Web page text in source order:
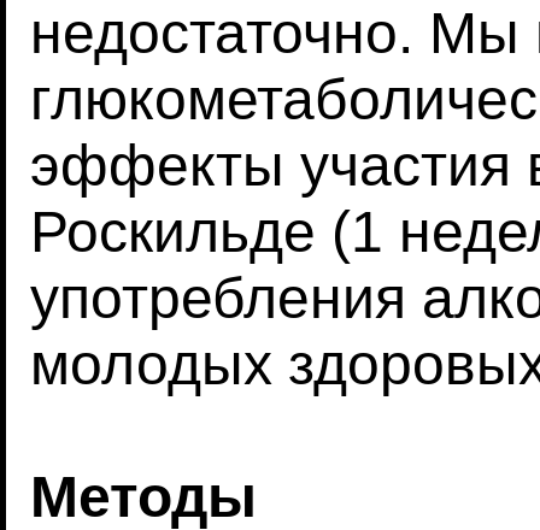
недостаточно. Мы
эффекты участия
Роскильде (1
употребления
молодых
Методы